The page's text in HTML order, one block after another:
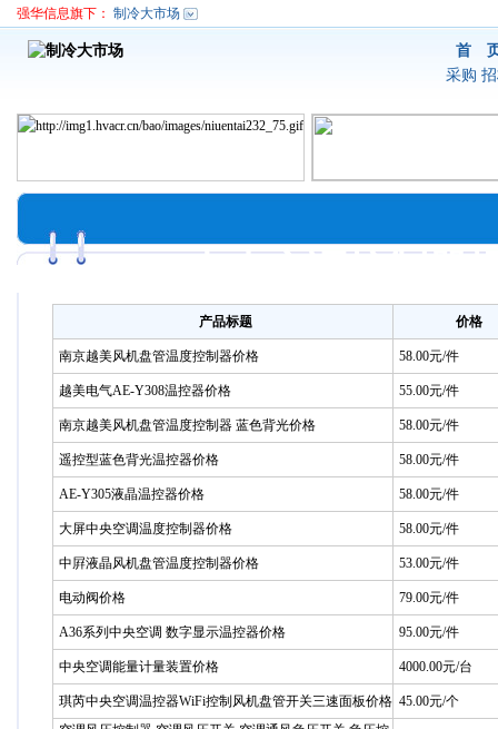
强华信息旗下： 制冷大市场
首
采购
产品标题 价格
南京越美风机盘管温度控制器价格 58.00元/件
越美电气AE-Y308温控器价格 55.00元/件
南京越美风机盘管温度控制器 蓝色背光价格 58.00元/件
遥控型蓝色背光温控器价格 58.00元/件
AE-Y305液晶温控器价格 58.00元/件
大屏中央空调温度控制器价格 58.00元/件
中屛液晶风机盘管温度控制器价格 53.00元/件
电动阀价格 79.00元/件
A36系列中央空调 数字显示温控器价格 95.00元/件
中央空调能量计量装置价格 4000.00元/台
琪芮中央空调温控器WiFi控制风机盘管开关三速面板价格 45.00元/个